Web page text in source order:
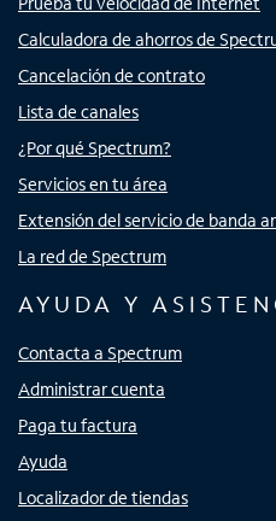
Calculadora de ahorros de
Cancelación de contrato
Lista de canales
¿Por qué Spectrum?
Servicios en tu área
Extensión del servicio de banda
La red de Spectrum
AYUDA Y
Contacta a Spectrum
Administrar cuenta
Paga tu factura
Ayuda
Localizador de tiendas